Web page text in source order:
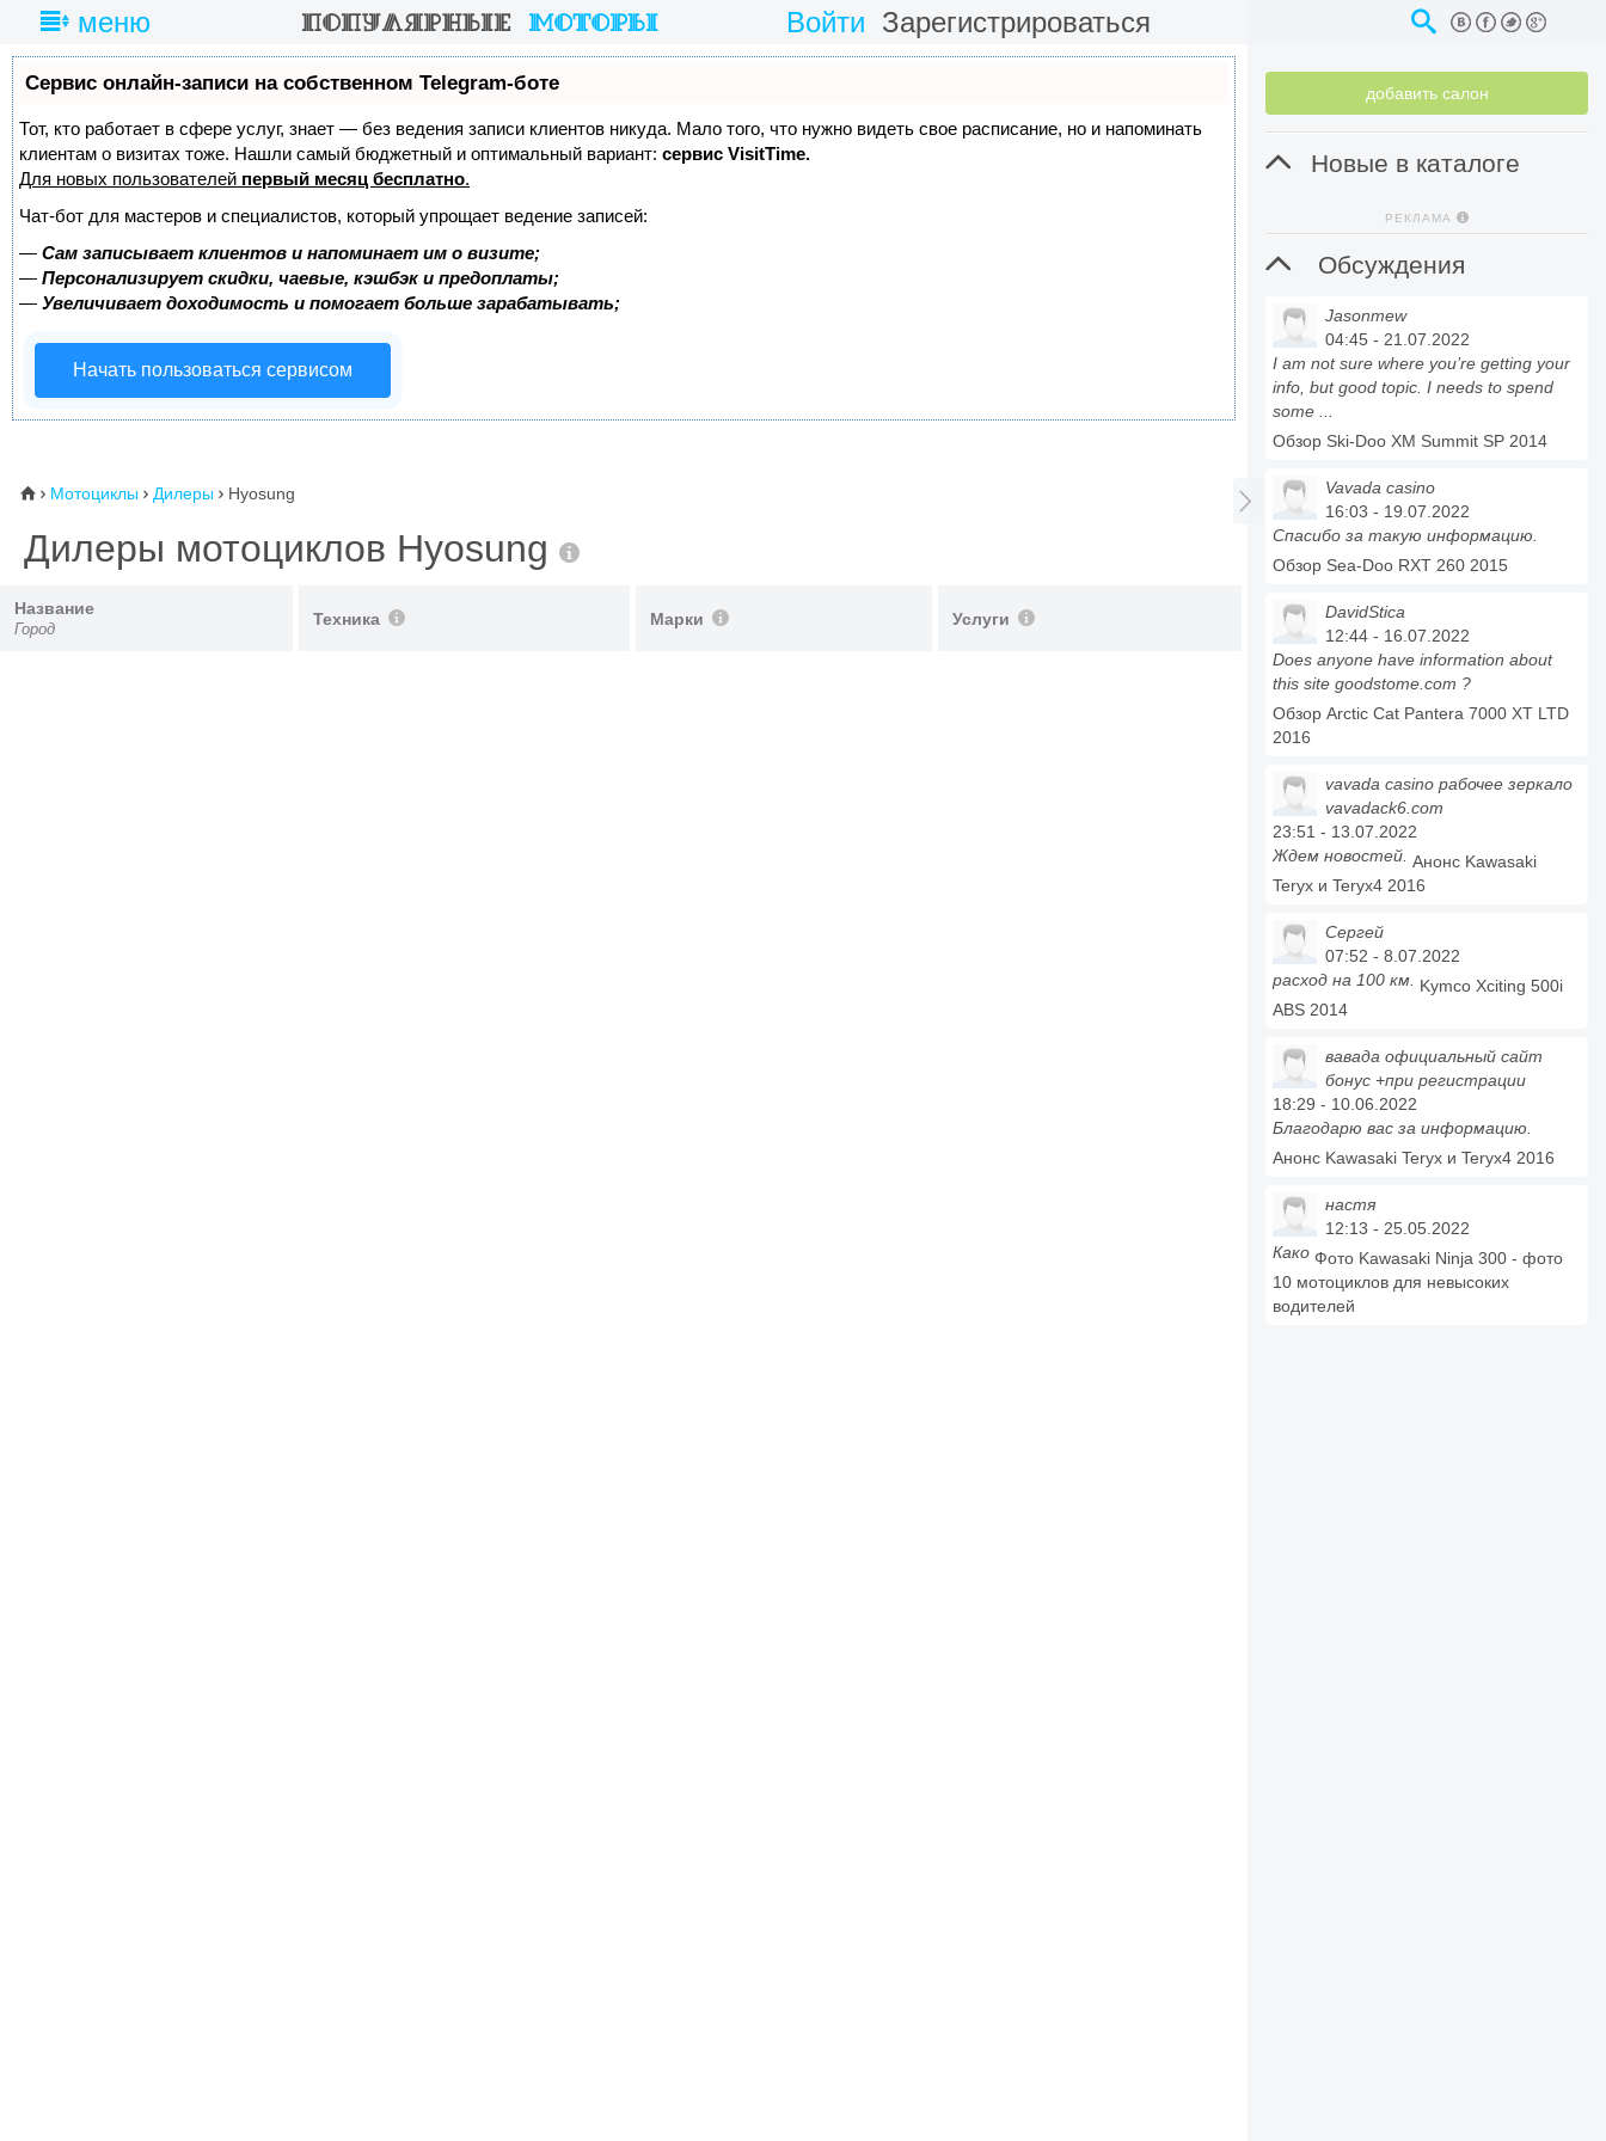
меню Войти Зарегистрироваться
Сервис онлайн-записи на собственном Telegram-боте
Тот, кто работает в сфере услуг, знает — без ведения записи клиентов никуда. Мало того, что нужно видеть свое расписание, но и напоминать
клиентам о визитах тоже. Нашли самый бюджетный и оптимальный вариант: сервис VisitTime.
Для новых пользователей первый месяц бесплатно.
Чат-бот для мастеров и специалистов, который упрощает ведение записей:
— Сам записывает клиентов и напоминает им о визите;
— Персонализирует скидки, чаевые, кэшбэк и предоплаты;
— Увеличивает доходимость и помогает больше зарабатывать;
Начать пользоваться сервисом
⌂  Мотоциклы  Дилеры  Hyosung
Дилеры мотоциклов Hyosung
Название
Город
Техника Марки Услуги

добавить салон
 Новые в каталоге
РЕКЛАМА
 Обсуждения
Jasonmew
04:45 - 21.07.2022
I am not sure where you’re getting your
info, but good topic. I needs to spend
some ...
Обзор Ski-Doo XM Summit SP 2014
Vavada casino
16:03 - 19.07.2022
Спасибо за такую информацию.
Обзор Sea-Doo RXT 260 2015
DavidStica
12:44 - 16.07.2022
Does anyone have information about
this site goodstome.com ?
Обзор Arctic Cat Pantera 7000 XT LTD
2016
vavada casino рабочее зеркало
vavadack6.com
23:51 - 13.07.2022
Ждем новостей. Анонс Kawasaki
Teryx и Teryx4 2016
Сергей
07:52 - 8.07.2022
расход на 100 км. Kymco Xciting 500i
ABS 2014
вавада официальный сайт
бонус +при регистрации
18:29 - 10.06.2022
Благодарю вас за информацию.
Анонс Kawasaki Teryx и Teryx4 2016
настя
12:13 - 25.05.2022
Како Фото Kawasaki Ninja 300 - фото
10 мотоциклов для невысоких
водителей